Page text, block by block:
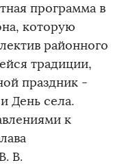
программа в
которую
районного
традиции,
праздник -
День села.
к
В.